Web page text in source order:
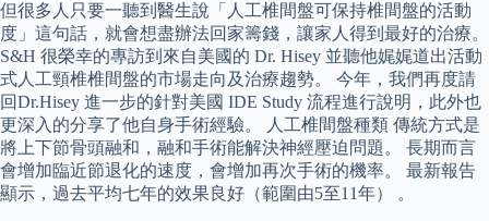
但很多人只要一聽到醫生說「人工椎間盤可保持椎間盤的活動
度」這句話，就會想盡辦法回家籌錢，讓家人得到最好的治療。
S&H 很榮幸的專訪到來自美國的 Dr. Hisey 並聽他娓娓道出活動
式人工頸椎椎間盤的市場走向及治療趨勢。 今年，我們再度請
回Dr.Hisey 進一步的針對美國 IDE Study 流程進行說明，此外也
更深入的分享了他自身手術經驗。 人工椎間盤種類 傳統方式是
將上下節骨頭融和，融和手術能解決神經壓迫問題。 長期而言
會增加臨近節退化的速度，會增加再次手術的機率。 最新報告
顯示，過去平均七年的效果良好（範圍由5至11年） 。